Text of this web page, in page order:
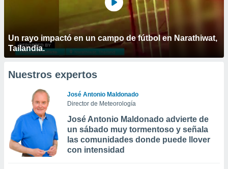
Un rayo impactó en un campo de fútbol en Narathiwat,
Tailandia.
Nuestros expertos
José Antonio Maldonado
Director de Meteorología
José Antonio Maldonado advierte de
un sábado muy tormentoso y señala
las comunidades donde puede llover
con intensidad